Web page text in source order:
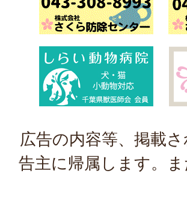
広告の内容等、掲載
告主に帰属します。